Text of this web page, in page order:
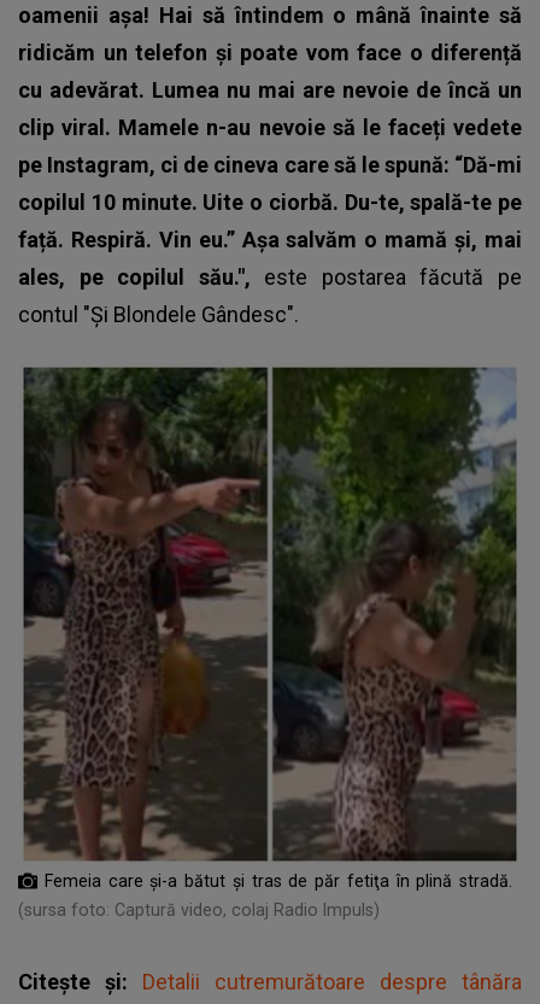
oamenii așa! Hai să întindem o mână înainte să
ridicăm un telefon și poate vom face o diferență
cu adevărat. Lumea nu mai are nevoie de încă un
clip viral. Mamele n-au nevoie să le faceți vedete
pe Instagram, ci de cineva care să le spună: “Dă-mi
copilul 10 minute. Uite o ciorbă. Du-te, spală-te pe
față. Respiră. Vin eu.” Așa salvăm o mamă și, mai
ales, pe copilul său.", este postarea făcută pe
contul "Și Blondele Gândesc".
Femeia care și-a bătut și tras de păr fetiţa în plină stradă.
(sursa foto: Captură video, colaj Radio Impuls)
Citește și: Detalii cutremurătoare despre tânăra